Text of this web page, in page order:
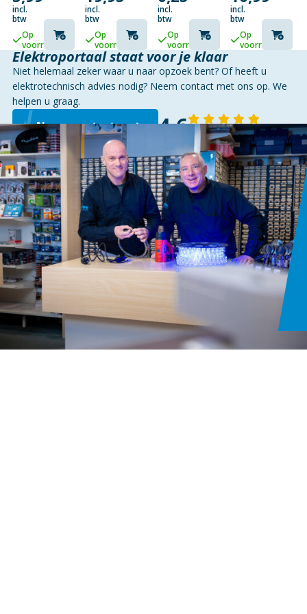
incl.
btw
Op
voorraad
incl.
btw
Op
voorraad
incl.
btw
Op
voorraad
incl.
btw
Op
voorraad
Elektroportaal staat voor je klaar
Niet helemaal zeker waar u naar opzoek bent? Of heeft u
elektrotechnisch advies nodig? Neem contact met ons op. We
helpen u graag.
Neem contact op 4,6 143 reviews